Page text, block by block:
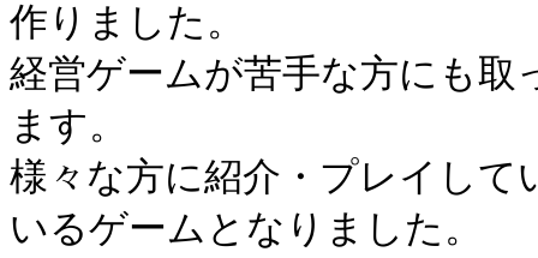
作りました。
経営ゲームが苦手な方にも
ます。
様々な方に紹介・プレイし
いるゲームとなりました。